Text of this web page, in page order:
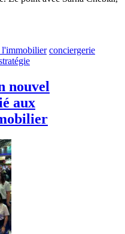
l'immobilier conciergerie
nouvel
aux